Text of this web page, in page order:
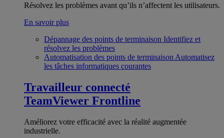
Résolvez les problèmes avant qu’ils n’affectent les utilisateurs.
En savoir plus
Dépannage des points de terminaison Identifiez et
résolvez les problèmes
Automatisation des points de terminaison Automatisez
les tâches informatiques courantes
Travailleur connecté
TeamViewer Frontline
Améliorez votre efficacité avec la réalité augmentée
industrielle.